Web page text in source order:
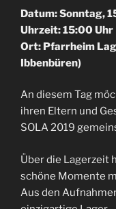
Datum: Sonntag,
Uhrzeit: 15:00 Uhr
Ort: Pfarrheim
Ibbenbüren)
An diesem Tag
ihren Eltern und
SOLA 2019
Über die Lagerzeit
schöne Momente
Aus den